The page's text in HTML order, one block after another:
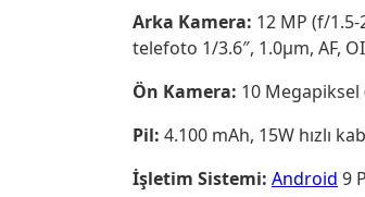
Arka Kamera: 12 MP (f/1.5-
telefoto 1/3.6″, 1.0µm, AF,
Ön Kamera: 10
Pil: 4.100 mAh, 15W hızlı
İşletim Sistemi: Android 9